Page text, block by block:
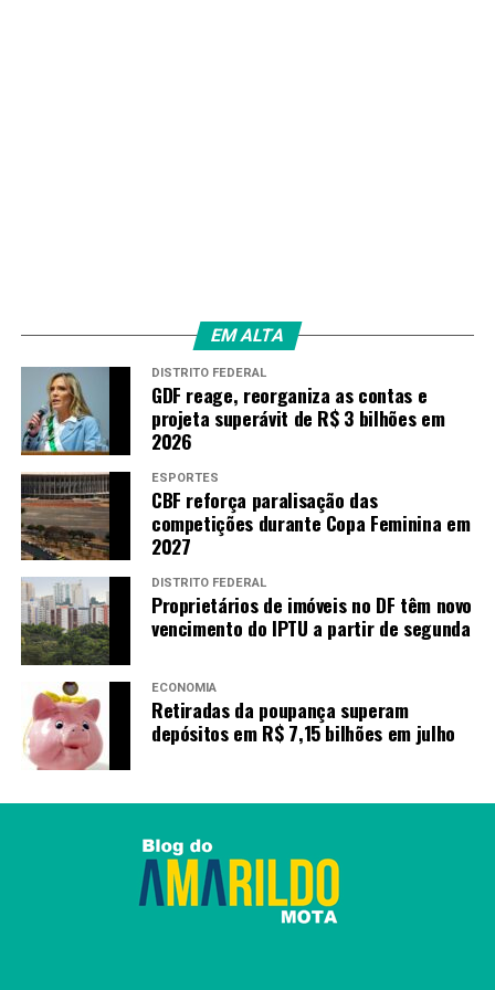
EM ALTA
DISTRITO FEDERAL
GDF reage, reorganiza as contas e
projeta superávit de R$ 3 bilhões em
2026
ESPORTES
CBF reforça paralisação das
competições durante Copa Feminina em
2027
DISTRITO FEDERAL
Proprietários de imóveis no DF têm novo
vencimento do IPTU a partir de segunda
ECONOMIA
Retiradas da poupança superam
depósitos em R$ 7,15 bilhões em julho